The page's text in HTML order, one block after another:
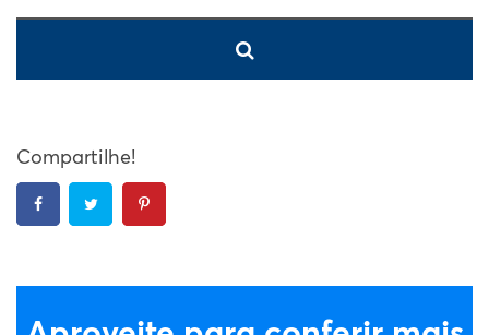
Compartilhe!